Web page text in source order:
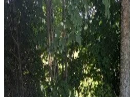
Neuigkeiten aus dem Vereinsleben
News
28. Juli 2026
F-Jugend holt Platz 2 beim
Vier Gruppensiege ohne Gegentor
im Finale wird unsere F-Jugend